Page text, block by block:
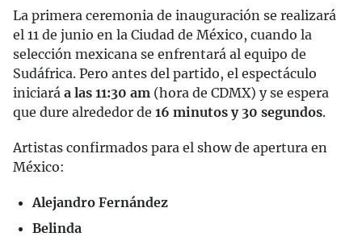
La primera ceremonia de inauguración se realizará
el 11 de junio en la Ciudad de México, cuando la
selección mexicana se enfrentará al equipo de
Sudáfrica. Pero antes del partido, el espectáculo
iniciará a las 11:30 am (hora de CDMX) y se espera
que dure alrededor de 16 minutos y 30 segundos.
Artistas confirmados para el show de apertura en
México:
Alejandro Fernández
Belinda